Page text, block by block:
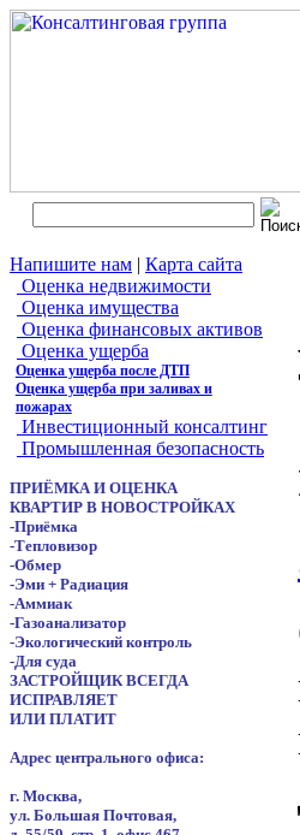
Напишите нам | Карта сайта
Оценка недвижимости
Оценка имущества
Оценка финансовых активов
Оценка ущерба
Оценка ущерба после ДТП
Оценка ущерба при заливах и
пожарах
Инвестиционный консалтинг
Промышленная безопасность
ПРИЁМКА И ОЦЕНКА
КВАРТИР В НОВОСТРОЙКАХ
-Приёмка
-Тепловизор
-Обмер
-Эми + Радиация
-Аммиак
-Газоанализатор
-Экологический контроль
-Для суда
ЗАСТРОЙЩИК ВСЕГДА
ИСПРАВЛЯЕТ
ИЛИ ПЛАТИТ
Адрес центрального офиса:
г. Москва,
ул. Большая Почтовая,